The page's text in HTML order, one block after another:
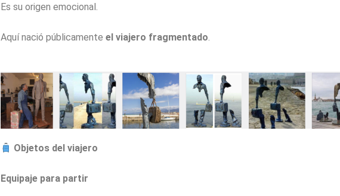
Es su origen emocional.
Aquí nació públicamente el viajero fragmentado
Objetos del viajero
Equipaje para partir